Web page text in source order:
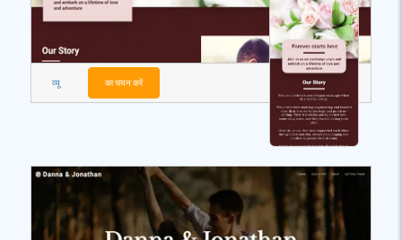
व्यू का चयन करें